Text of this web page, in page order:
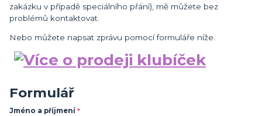
zakázku v případě speciálního přání), mě můžete bez
problémů kontaktovat.
Nebo můžete napsat zprávu pomocí formuláře níže.
Formulář
Jméno a příjmení *